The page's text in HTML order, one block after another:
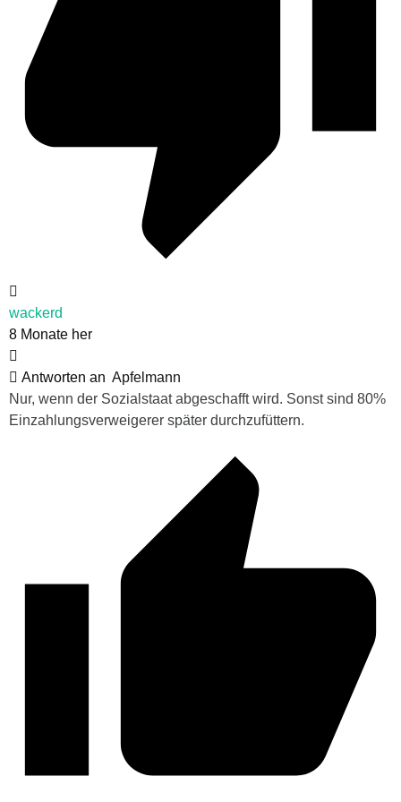
wackerd
8 Monate her
Antworten an Apfelmann
Nur, wenn der Sozialstaat abgeschafft wird. Sonst sind 80%
Einzahlungsverweigerer später durchzufüttern.